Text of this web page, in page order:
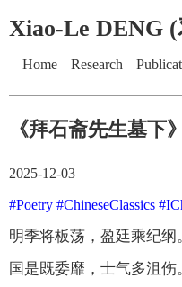
Xiao-Le DENG
Home Research
《拜石斋先生墓下
2025-12-03
#Poetry #ChineseClassics
明季将板荡，盈廷乘纪纲
国是既委靡，士气多沮伤